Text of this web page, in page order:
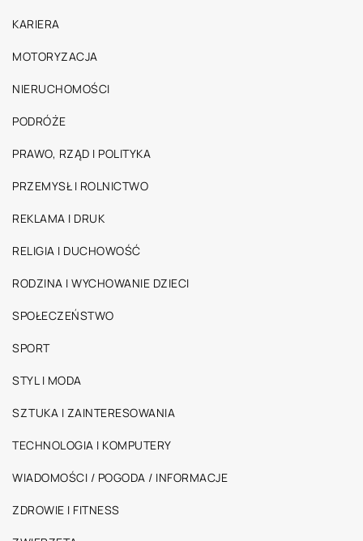
KARIERA
MOTORYZACJA
NIERUCHOMOŚCI
PODRÓŻE
PRAWO, RZĄD I POLITYKA
PRZEMYSŁ I ROLNICTWO
REKLAMA I DRUK
RELIGIA I DUCHOWOŚĆ
RODZINA I WYCHOWANIE DZIECI
SPOŁECZEŃSTWO
SPORT
STYL I MODA
SZTUKA I ZAINTERESOWANIA
TECHNOLOGIA I KOMPUTERY
WIADOMOŚCI / POGODA / INFORMACJE
ZDROWIE I FITNESS